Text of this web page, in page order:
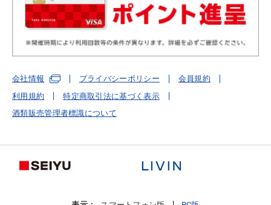
会社情報 プライバシーポリシー
会員規約
利用規約
特定商取引法に基づく表示
酒類販売管理者標識について